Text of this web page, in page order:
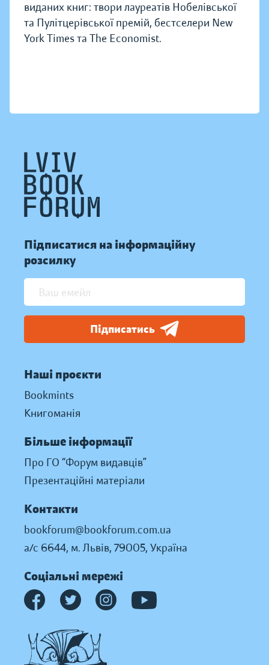
виданих книг: твори лауреатів Нобелівської
та Пулітцерівської премій, бестселери New
York Times та The Economist.
Підписатися на інформаційну
розсилку
Підписатись
Наші проєкти
Bookmints
Книгоманія
Більше інформації
Про ГО “Форум видавців”
Презентаційні матеріали
Контакти
bookforum@bookforum.com.ua
а/с 6644, м. Львів, 79005, Україна
Соціальні мережі